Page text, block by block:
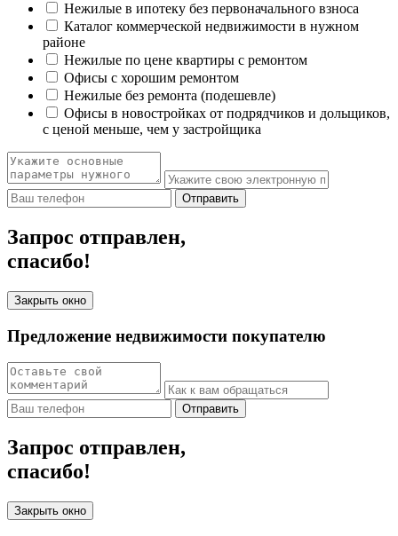
Нежилые в ипотеку без первоначального взноса
Каталог коммерческой недвижимости в нужном
районе
Нежилые по цене квартиры с ремонтом
Офисы с хорошим ремонтом
Нежилые без ремонта (подешевле)
Офисы в новостройках от подрядчиков и дольщиков,
с ценой меньше, чем у застройщика
Отправить
Запрос отправлен,
спасибо!
Закрыть окно
Предложение недвижимости покупателю
Отправить
Запрос отправлен,
спасибо!
Закрыть окно